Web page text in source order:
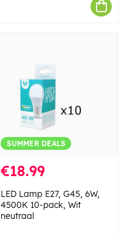
SUMMER DEALS
€18.99
LED Lamp E27, G45, 6W,
4500K 10-pack, Wit
neutraal